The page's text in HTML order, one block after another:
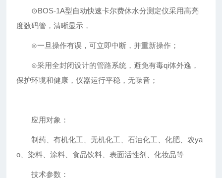
⊙BOS-1A型自动快速卡尔费休水分测定仪采用高亮
度数码管，清晰显示，
⊙一旦操作有误，可立即中断，并重新操作；
⊙采用全封闭设计的管路系统，避免有毒qi体外逸，
保护环境和健康，仪器运行平稳，无噪音；
应用对象：
制药、有机化工、无机化工、石油化工、化肥、农ya
o、染料、涂料、食品饮料、表面活性剂、化妆品等
技术参数：